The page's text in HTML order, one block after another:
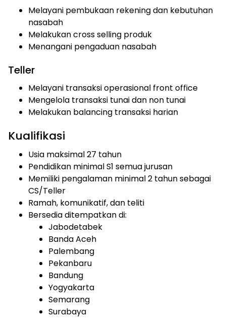
Melayani pembukaan rekening dan kebutuhan
nasabah
Melakukan cross selling produk
Menangani pengaduan nasabah
Teller
Melayani transaksi operasional front office
Mengelola transaksi tunai dan non tunai
Melakukan balancing transaksi harian
Kualifikasi
Usia maksimal 27 tahun
Pendidikan minimal S1 semua jurusan
Memiliki pengalaman minimal 2 tahun sebagai
CS/Teller
Ramah, komunikatif, dan teliti
Bersedia ditempatkan di:
Jabodetabek
Banda Aceh
Palembang
Pekanbaru
Bandung
Yogyakarta
Semarang
Surabaya